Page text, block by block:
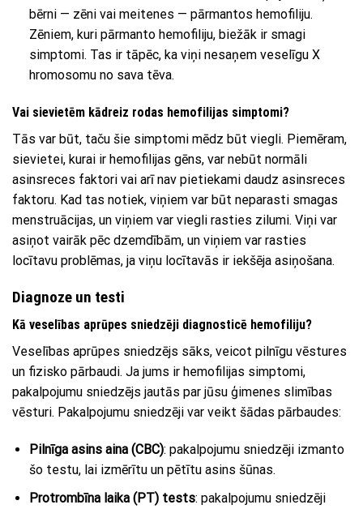
bērni — zēni vai meitenes — pārmantos hemofiliju.
Zēniem, kuri pārmanto hemofiliju, biežāk ir smagi
simptomi. Tas ir tāpēc, ka viņi nesaņem veselīgu X
hromosomu no sava tēva.
Vai sievietēm kādreiz rodas hemofilijas simptomi?
Tās var būt, taču šie simptomi mēdz būt viegli. Piemēram,
sievietei, kurai ir hemofilijas gēns, var nebūt normāli
asinsreces faktori vai arī nav pietiekami daudz asinsreces
faktoru. Kad tas notiek, viņiem var būt neparasti smagas
menstruācijas, un viņiem var viegli rasties zilumi. Viņi var
asiņot vairāk pēc dzemdībām, un viņiem var rasties
locītavu problēmas, ja viņu locītavās ir iekšēja asiņošana.
Diagnoze un testi
Kā veselības aprūpes sniedzēji diagnosticē hemofiliju?
Veselības aprūpes sniedzējs sāks, veicot pilnīgu vēstures
un fizisko pārbaudi. Ja jums ir hemofilijas simptomi,
pakalpojumu sniedzējs jautās par jūsu ģimenes slimības
vēsturi. Pakalpojumu sniedzēji var veikt šādas pārbaudes:
Pilnīga asins aina (CBC): pakalpojumu sniedzēji izmanto
šo testu, lai izmērītu un pētītu asins šūnas.
Protrombīna laika (PT) tests: pakalpojumu sniedzēji